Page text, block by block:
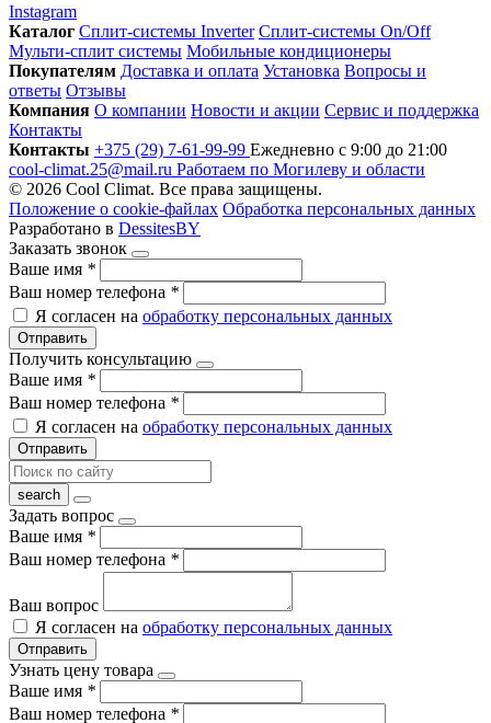
Instagram
Каталог Сплит-системы Inverter Сплит-системы On/Off
Мульти-сплит системы Мобильные кондиционеры
Покупателям Доставка и оплата Установка Вопросы и
ответы Отзывы
Компания О компании Новости и акции Сервис и поддержка
Контакты
Контакты +375 (29) 7-61-99-99 Ежедневно с 9:00 до 21:00
cool-climat.25@mail.ru Работаем по Могилеву и области
© 2026 Cool Climat. Все права защищены.
Положение о cookie-файлах Обработка персональных данных
Разработано в DessitesBY
Заказать звонок
Ваше имя *
Ваш номер телефона *
Я согласен на обработку персональных данных
Отправить
Получить консультацию
Ваше имя *
Ваш номер телефона *
Я согласен на обработку персональных данных
Отправить
Задать вопрос
Ваше имя *
Ваш номер телефона *
Ваш вопрос
Я согласен на обработку персональных данных
Отправить
Узнать цену товара
Ваше имя *
Ваш номер телефона *